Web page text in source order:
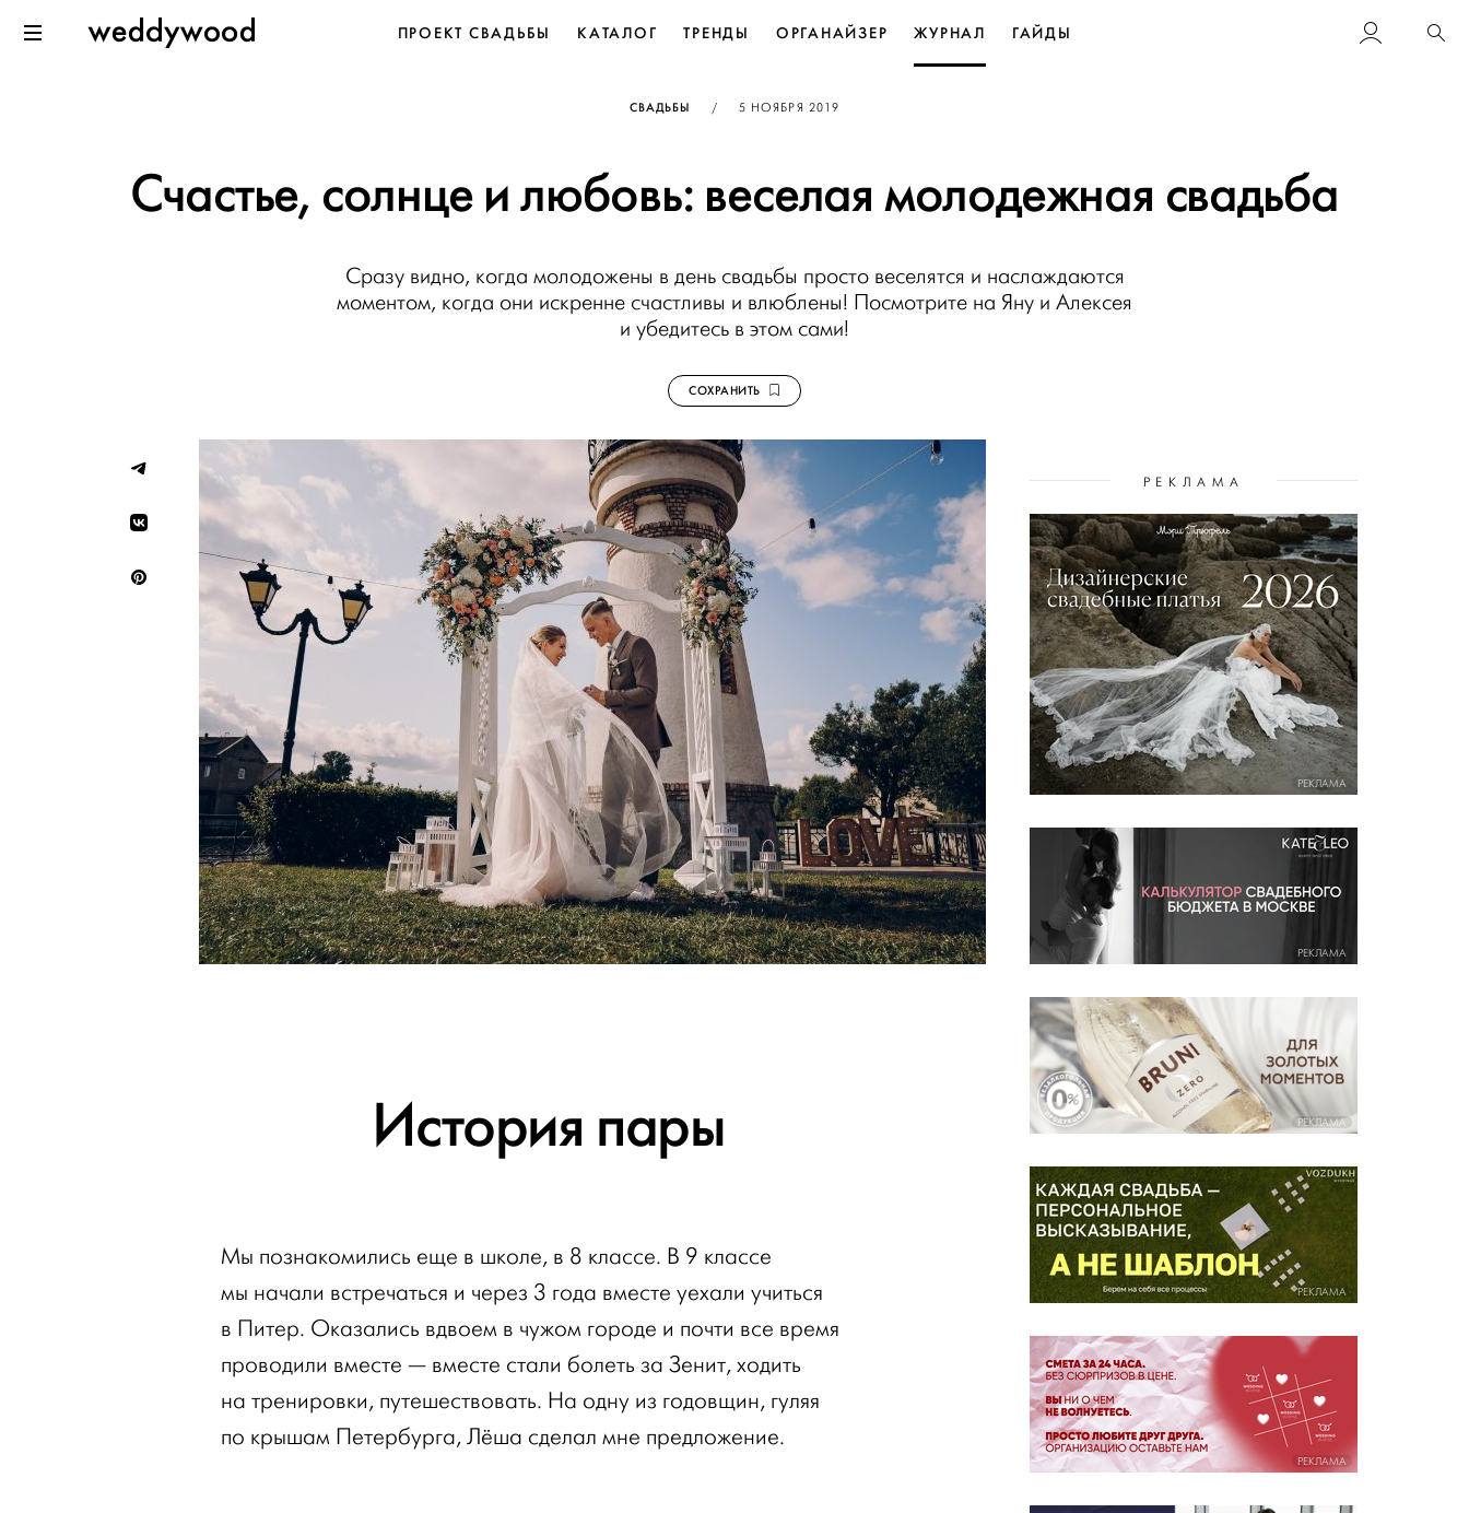
к содержанию
WeddywoodПРОЕКТ СВАДЬБЫ КАТАЛОГ ТРЕНДЫ ОРГАНАЙЗЕР ЖУРНАЛ ГАЙДЫ
СВАДЬБЫ / ОПУБЛИКОВАНО
5 НОЯБРЯ 2019
Счастье, солнце и любовь: веселая молодежная свадьба
Сразу видно, когда молодожены в день свадьбы просто веселятся и наслаждаются
моментом, когда они искренне счастливы и влюблены! Посмотрите на Яну и Алексея
и убедитесь в этом сами!
СОХРАНИТЬ
История пары
Мы познакомились еще в школе, в 8 классе. В 9 классе
мы начали встречаться и через 3 года вместе уехали учиться
в Питер. Оказались вдвоем в чужом городе и почти все время
проводили вместе — вместе стали болеть за Зенит, ходить
на тренировки, путешествовать. На одну из годовщин, гуляя
по крышам Петербурга, Лёша сделал мне предложение.
РЕКЛАМА
РЕКЛАМА
РЕКЛАМА
РЕКЛАМА
РЕКЛАМА
РЕКЛАМА